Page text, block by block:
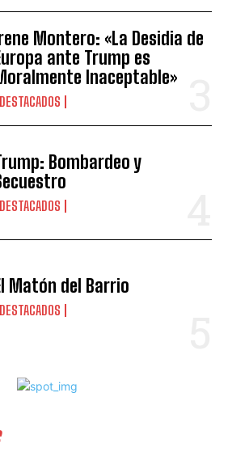
Montero: «La Desidia de
ante Trump es
Inaceptable»
DESTACADOS
Bombardeo y
DESTACADOS
Matón del Barrio
DESTACADOS